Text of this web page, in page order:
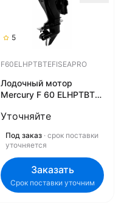
5
F60ELHPTBTEFISEAPRO
Лодочный мотор
Mercury F 60 ELHPTBT
F60ELHPTBTEFISEAPRO
Уточняйте
Под заказ · срок поставки
уточняется
Заказать
Срок поставки уточним